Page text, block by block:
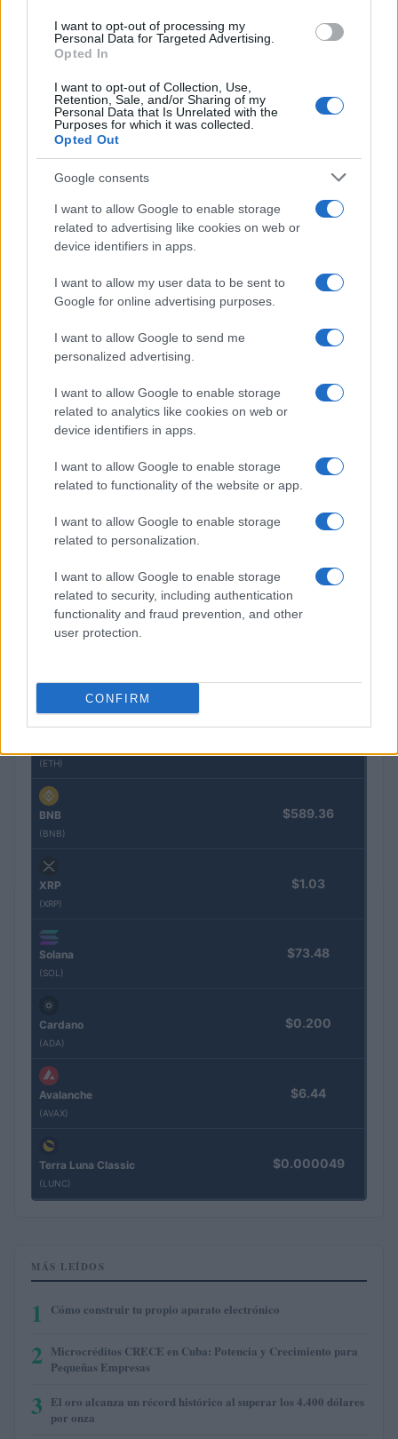
I want to opt-out of processing my
Personal Data for Targeted Advertising.
Opted In
I want to opt-out of Collection, Use,
Retention, Sale, and/or Sharing of my
Personal Data that Is Unrelated with the
Purposes for which it was collected.
Opted Out
Google consents
I want to allow Google to enable storage
related to advertising like cookies on web or
device identifiers in apps.
I want to allow my user data to be sent to
Google for online advertising purposes.
I want to allow Google to send me
personalized advertising.
I want to allow Google to enable storage
related to analytics like cookies on web or
device identifiers in apps.
I want to allow Google to enable storage
related to functionality of the website or app.
I want to allow Google to enable storage
related to personalization.
I want to allow Google to enable storage
related to security, including authentication
functionality and fraud prevention, and other
user protection.
CONFIRM
El petróleo Brent cae un 8.46% y arrastra a las materias
primas
El Brent cae un 8.46% y arrastra a las materias primas
COTIZACIONES CRYPTO
Nombre Precio
(ETH)
BNB
(BNB)
$589.36
XRP
(XRP)
$1.03
Solana
(SOL)
$73.48
Cardano
(ADA)
$0.200
Avalanche
(AVAX)
$6.44
Terra Luna Classic
(LUNC)
$0.000049
MÁS LEÍDOS
1 Cómo construir tu propio aparato electrónico
2 Microcréditos CRECE en Cuba: Potencia y Crecimiento para
Pequeñas Empresas
3 El oro alcanza un récord histórico al superar los 4.400 dólares
por onza